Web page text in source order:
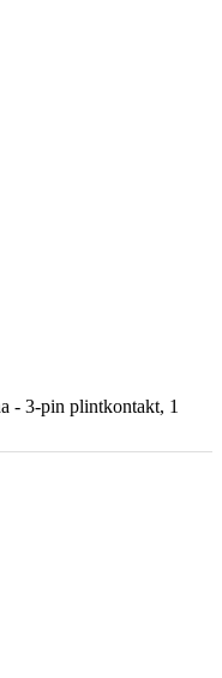
- 3-pin plintkontakt, 1